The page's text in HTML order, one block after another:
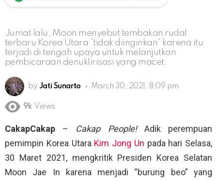
Jumat lalu, Moon menyebut tembakan rudal
terbaru Korea Utara “tidak diinginkan” karena itu
terjadi di tengah upaya untuk melanjutkan
pembicaraan denuklirisasi yang macet.
by Jati Sunarto March 30, 2021, 8:09 pm
9k Views
CakapCakap – Cakap People!Adik perempuan
pemimpin Korea Utara Kim Jong Un pada hari Selasa,
30 Maret 2021, mengkritik Presiden Korea Selatan
Moon Jae In karena menjadi “burung beo” yang